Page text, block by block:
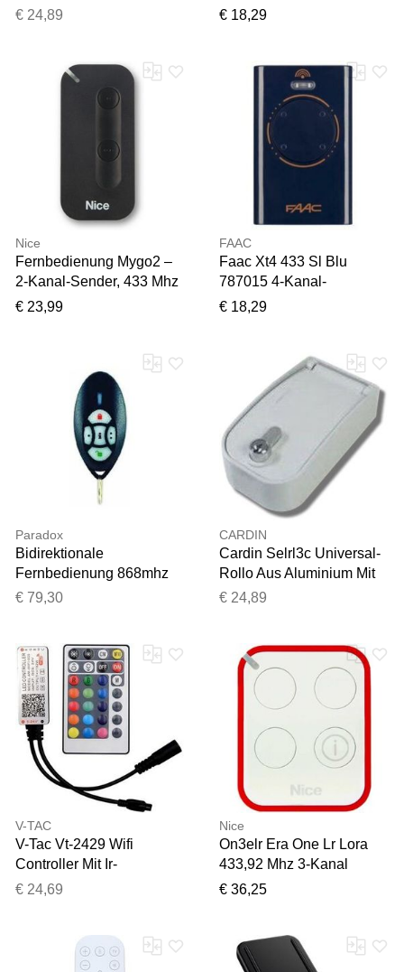
Mhz Trq738200
€ 24,89
Rolling Code 433 Mhz Für
€ 18,29
Nice
Fernbedienung Mygo2 –
2-Kanal-Sender, 433 Mhz
Mit O-Code-Codierung,
€ 23,99
FAAC
Faac Xt4 433 Sl Blu
787015 4-Kanal-
Fernbedienung 433,92
€ 18,29
Paradox
Bidirektionale
Fernbedienung 868mhz
Rem2/86 - Pxmxre2
€ 79,30
CARDIN
Cardin Selrl3c Universal-
Rollo Aus Aluminium Mit
Knopf Und
€ 24,89
V-TAC
V-Tac Vt-2429 Wifi
Controller Mit Ir-
Fernbedienung Für Led-
Smartphone - Sku 2900
€ 24,69
Nice
On3elr Era One Lr Lora
433,92 Mhz 3-Kanal
Bidirektionale
€ 36,25
Vielen Dank für Ihr
Ihr Feedback wird nun vor
der Veröffentlichung von
unserem Team geprüft.